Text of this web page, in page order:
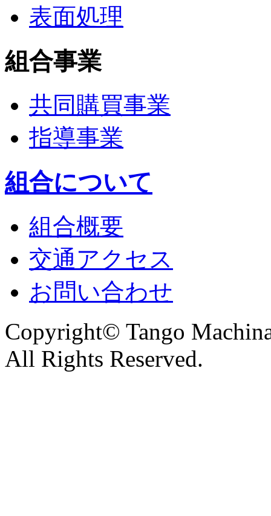
表面処理
組合事業
共同購買事業
指導事業
組合について
組合概要
交通アクセス
お問い合わせ
Copyright© Tango
All Rights Reserved.